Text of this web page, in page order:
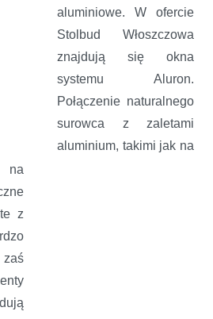
aluminiowe. W ofercie
Stolbud Włoszczowa
znajdują się okna
systemu Aluron.
Połączenie naturalnego
surowca z zaletami
aluminium, takimi jak na
na
z